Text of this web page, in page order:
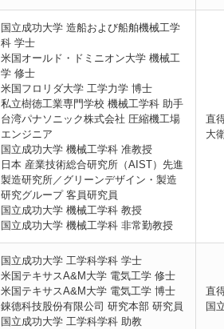
国立成功大学 造船および船舶機械工学
科 学士
米国オールド・ドミニオン大学 機械工
学 修士
米国フロリダ大学 工学力学 博士
私立樹徳工業専門学校 機械工学科 助手
台湾パナソニック株式会社 圧縮機工場
エンジニア
国立成功大学 機械工学科 准教授
日本 産業技術総合研究所（AIST）先進
製造研究所／グリーンデザイン・製造
研究グループ 客員研究員
国立成功大学 機械工学科 教授
国立成功大学 機械工学科 非常勤教授
直
大
国立成功大学 工学科学科 学士
米国テキサスA&M大学 電気工学 修士
米国テキサスA&M大学 電気工学 博士
錸德科技股份有限公司 研究本部 研究員
国立成功大学 工学科学科 助教
直
国